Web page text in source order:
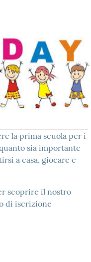
la prima scuola per i
sia importante
a casa, giocare e
scoprire il nostro
di iscrizione